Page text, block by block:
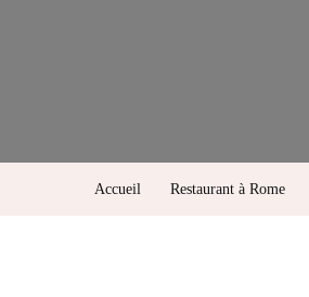
Accueil Restaurant à Rome